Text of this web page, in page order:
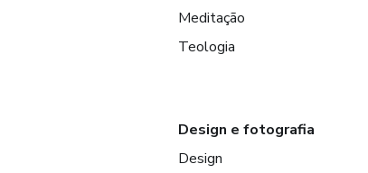
Meditação
Teologia
Design e fotografia
Design